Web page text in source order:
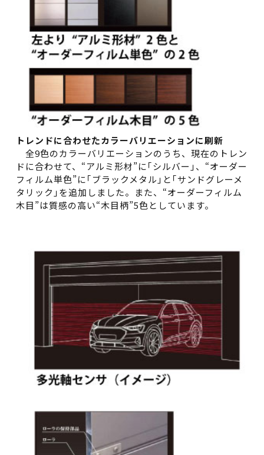
トレンドに合わせたカラーバリエーションに刷新
全9色のカラーバリエーションのうち、現在のトレン
ドに合わせて、“アルミ形材”に｢シルバー｣、“オーダー
フィルム単色”に｢ブラックメタル｣と｢サンドグレーメ
タリック｣を追加しました。また、“オーダーフィルム
木目”は質感の高い“木目柄”5色としています。